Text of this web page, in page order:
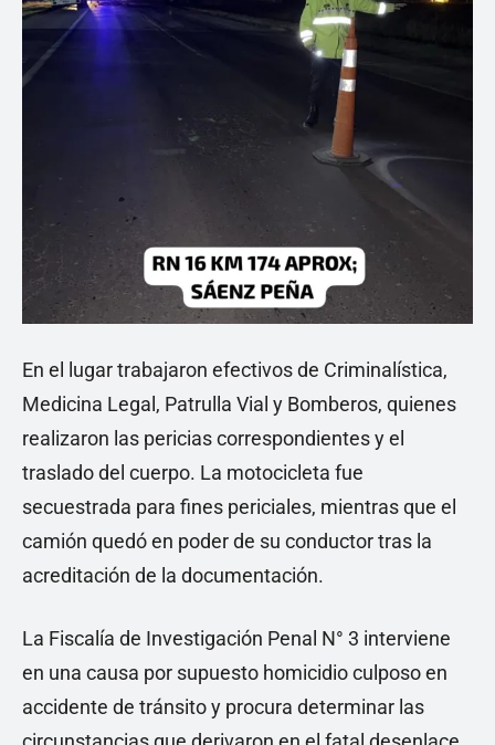
En el lugar trabajaron efectivos de Criminalística,
Medicina Legal, Patrulla Vial y Bomberos, quienes
realizaron las pericias correspondientes y el
traslado del cuerpo. La motocicleta fue
secuestrada para fines periciales, mientras que el
camión quedó en poder de su conductor tras la
acreditación de la documentación.
La Fiscalía de Investigación Penal N° 3 interviene
en una causa por supuesto homicidio culposo en
accidente de tránsito y procura determinar las